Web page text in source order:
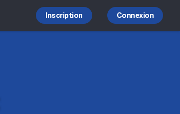
Connexion
Inscription